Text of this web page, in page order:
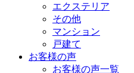
エクステリア
その他
マンション
戸建て
お客様の声
お客様の声一覧